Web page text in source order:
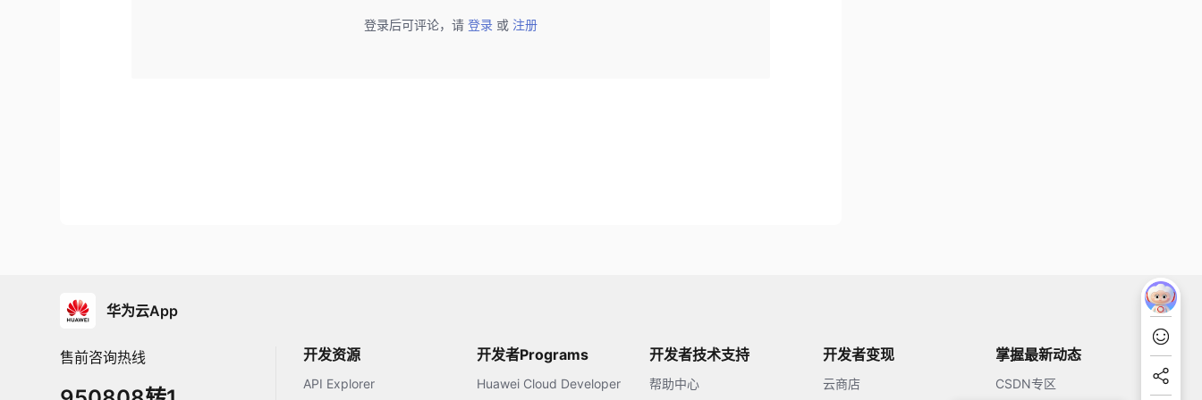
登录后可评论，请 登录 或 注册
华为云App
售前咨询热线 开发资源
API Explorer
开发者Programs
Huawei Cloud Developer
开发者技术支持
帮助中心
开发者变现
云商店
掌握最新动态
CSDN专区